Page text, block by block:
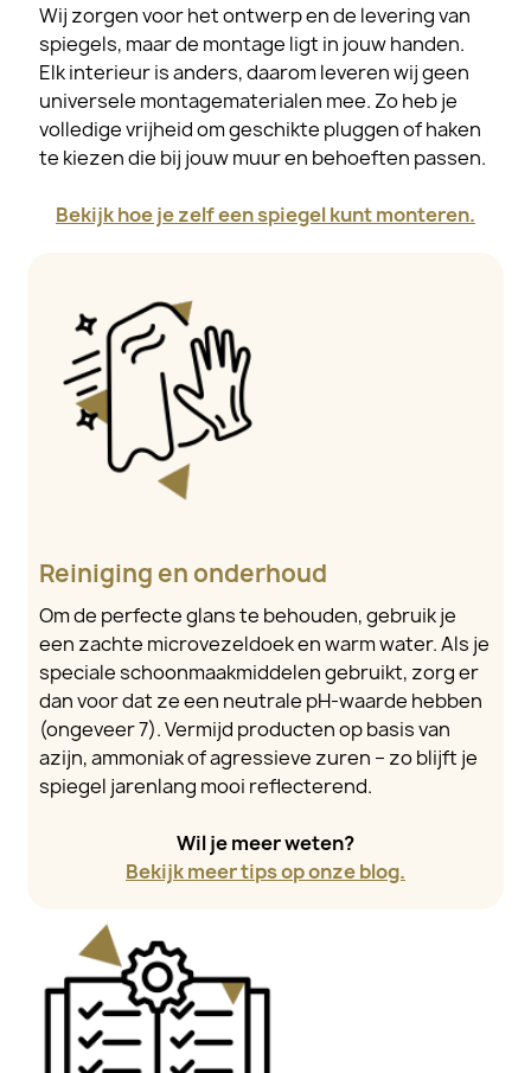
Wij zorgen voor het ontwerp en de levering van
spiegels, maar de montage ligt in jouw handen.
Elk interieur is anders, daarom leveren wij geen
universele montagematerialen mee. Zo heb je
volledige vrijheid om geschikte pluggen of haken
te kiezen die bij jouw muur en behoeften passen.
Bekijk hoe je zelf een spiegel kunt monteren.
Reiniging en onderhoud
Om de perfecte glans te behouden, gebruik je
een zachte microvezeldoek en warm water. Als je
speciale schoonmaakmiddelen gebruikt, zorg er
dan voor dat ze een neutrale pH-waarde hebben
(ongeveer 7). Vermijd producten op basis van
azijn, ammoniak of agressieve zuren – zo blijft je
spiegel jarenlang mooi reflecterend.
Wil je meer weten?
Bekijk meer tips op onze blog.